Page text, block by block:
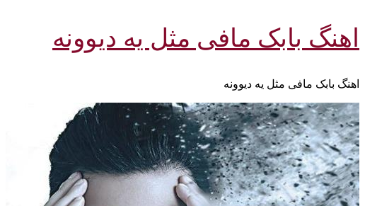
اهنگ بابک مافی مثل یه دیوونه
اهنگ بابک مافی مثل یه دیوونه